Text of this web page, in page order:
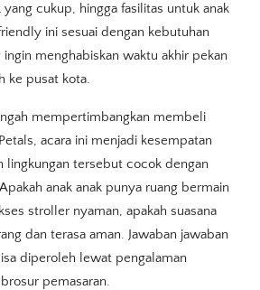
cukup, hingga fasilitas untuk anak
ini sesuai dengan kebutuhan
menghabiskan waktu akhir pekan
ke pusat kota.
mempertimbangkan membeli
acara ini menjadi kesempatan
lingkungan tersebut cocok dengan
anak anak punya ruang bermain
stroller nyaman, apakah suasana
dan terasa aman. Jawaban jawaban
diperoleh lewat pengalaman
pemasaran.